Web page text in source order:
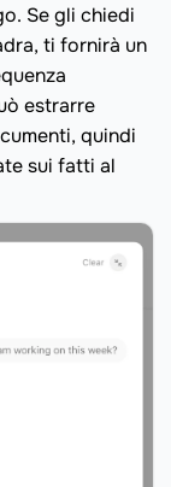
Se gli chiedi
ti fornirà un
estrarre
quindi
sui fatti al